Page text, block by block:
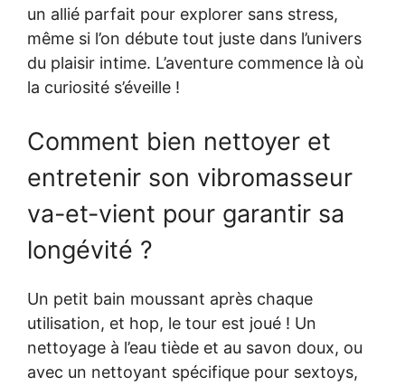
un allié parfait pour explorer sans stress,
même si l’on débute tout juste dans l’univers
du plaisir intime. L’aventure commence là où
la curiosité s’éveille !
Comment bien nettoyer et
entretenir son vibromasseur
va-et-vient pour garantir sa
longévité ?
Un petit bain moussant après chaque
utilisation, et hop, le tour est joué ! Un
nettoyage à l’eau tiède et au savon doux, ou
avec un nettoyant spécifique pour sextoys,